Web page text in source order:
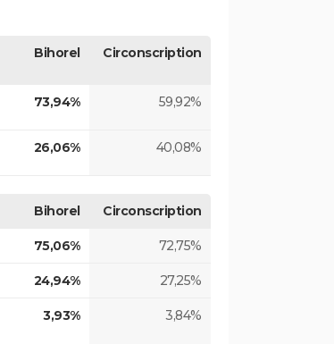
Bihorel Circonscription
73,94% 59,92%
26,06% 40,08%
Bihorel Circonscription
75,06% 72,75%
24,94% 27,25%
3,93% 3,84%